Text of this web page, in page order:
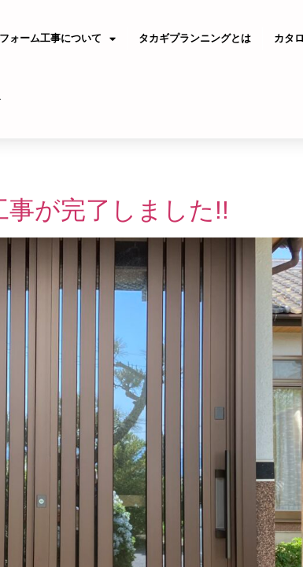
ォーム工事について タカギプランニングとは カタ
が完了しました!!